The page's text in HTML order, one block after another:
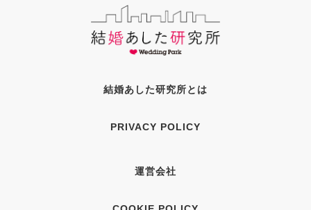
結婚あした研究所とは
PRIVACY POLICY
運営会社